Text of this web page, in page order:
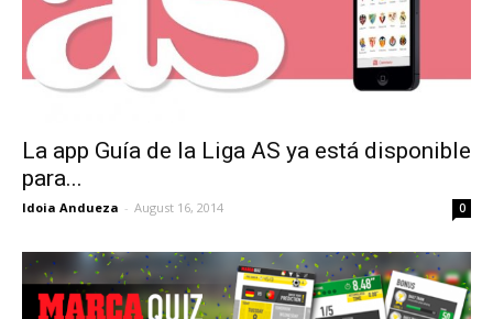
La app Guía de la Liga AS ya está disponible
para...
Idoia Andueza - August 16, 2014 0